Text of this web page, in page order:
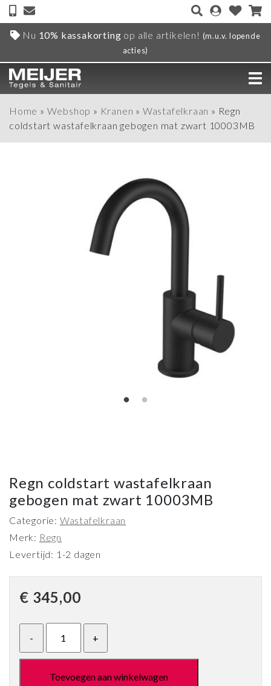
Nu 10% kassakorting op alle artikelen! (m.u.v. lopende
acties)
Home » Webshop » Kranen » Wastafelkraan » Regn
coldstart wastafelkraan gebogen mat zwart 10003MB
Regn coldstart wastafelkraan
gebogen mat zwart 10003MB
Categorie: Wastafelkraan
Merk: Regn
Levertijd: 1-2 dagen
€ 345,00
Toevoegen aan winkelwagen